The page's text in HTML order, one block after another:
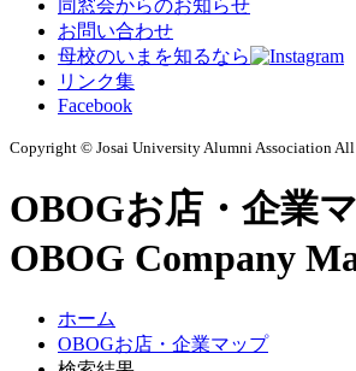
同窓会からのお知らせ
お問い合わせ
母校のいまを知るなら
リンク集
Facebook
Copyright © Josai University Alumni Association All
OBOGお店・企業
OBOG Company
ホーム
OBOGお店・企業マップ